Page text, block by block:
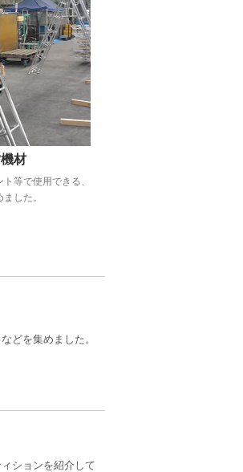
材
等で使用できる、
した。
どを集めました。
ションを紹介して